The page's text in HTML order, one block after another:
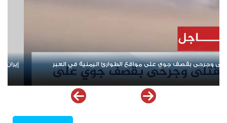
إيران ومحورها.. من "نصرة فلسطين" إلى إشعال أزمات المنطقة